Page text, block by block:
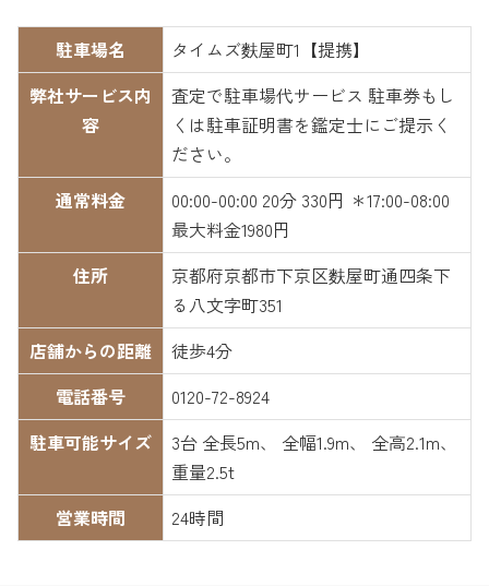
駐車場名
タイムズ麩屋町1【提携】
弊社サービス内
容
査定で駐車場代サービス 駐車券もし
くは駐車証明書を鑑定士にご提示く
ださい。
通常料金
00:00-00:00 20分 330円 ＊17:00-08:00
最大料金1980円
住所
京都府京都市下京区麩屋町通四条下
る八文字町351
店舗からの距離
徒歩4分
電話番号
0120-72-8924
駐車可能サイズ
3台 全長5m、 全幅1.9m、 全高2.1m、
重量2.5t
営業時間
24時間